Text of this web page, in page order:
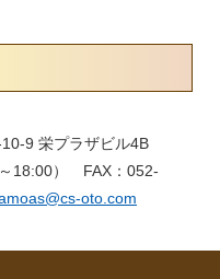
9 栄プラザビル4B
18:00） FAX：052-
oto.com